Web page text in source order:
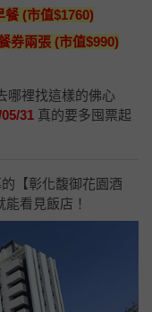
餐 (市值$1760)
券兩張 (市值$990)
哪裡找這樣的佛心
31 真的要多囤票起
【彰化馥御花園酒
看見飯店！